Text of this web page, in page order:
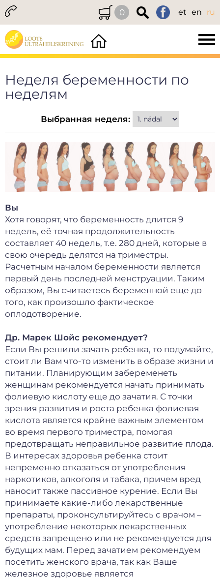
0 et en ru
Неделя беременности по
неделям
Выбранная неделя:
Вы
Хотя говорят, что беременность длится 9
недель, её точная продолжительность
составляет 40 недель, т.е. 280 дней, которые в
свою очередь делятся на триместры.
Расчетным началом беременности является
первый день последней менструации. Таким
образом, Вы считаетесь беременной еще до
того, как произошло фактическое
оплодотворение.
Др. Марек Шойс рекомендует?
Если Вы решили зачать ребенка, то подумайте,
стоит ли Вам что-то изменить в образе жизни и
питании. Планирующим забеременеть
женщинам рекомендуется начать принимать
фолиевую кислоту еще до зачатия. С точки
зрения развития и роста ребенка фолиевая
кислота является крайне важным элементом
во время первого триместра, помогая
предотвращать неправильное развитие плода.
В интересах здоровья ребенка стоит
непременно отказаться от употребления
наркотиков, алкоголя и табака, причем вред
наносит также пассивное курение. Если Вы
принимаете какие-либо лекарственные
препараты, проконсультируйтесь с врачом –
употребление некоторых лекарственных
средств запрещено или не рекомендуется для
будущих мам. Перед зачатием рекомендуем
посетить женского врача, так как Ваше
железное здоровье является